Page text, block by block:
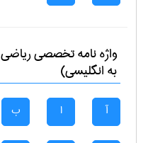
واژه نامه تخصصیرياضی
به انگلیسی)
آ ا ب